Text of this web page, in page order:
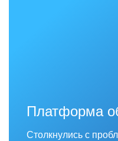
Платформа
Столкнулись с